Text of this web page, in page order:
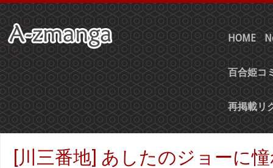
HOME
百合姫コ
再掲載リ
[川三番地] あしたのジョーに憧